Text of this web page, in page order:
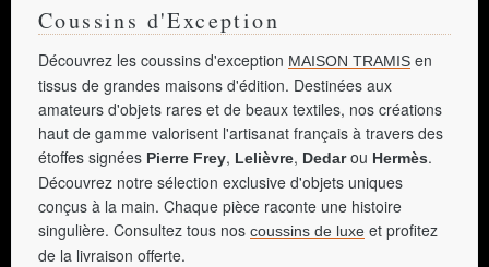
Coussins d'Exception
Découvrez les coussins d'exception MAISON TRAMIS en
tissus de grandes maisons d'édition. Destinées aux
amateurs d'objets rares et de beaux textiles, nos créations
haut de gamme valorisent l'artisanat français à travers des
étoffes signées Pierre Frey, Lelièvre, Dedarou Hermès.
Découvrez notre sélection exclusive d'objets uniques
conçus à la main. Chaque pièce raconte une histoire
singulière. Consultez tous nos coussins de luxe et profitez
de la livraison offerte.